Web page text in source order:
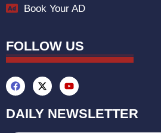
Book Your AD
FOLLOW US
DAILY NEWSLETTER